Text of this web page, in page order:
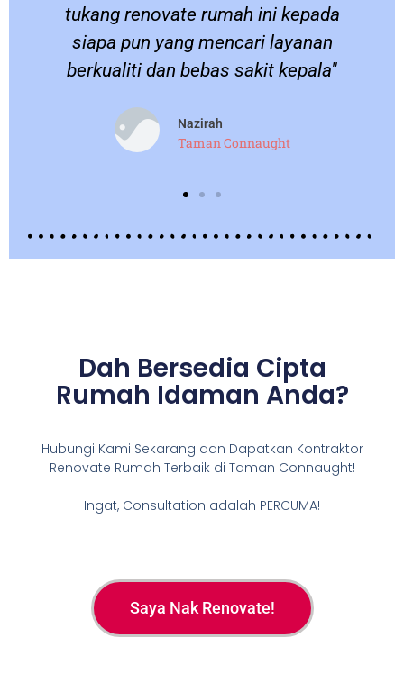
tukang renovate rumah ini kepada
siapa pun yang mencari layanan
berkualiti dan bebas sakit kepala"
Nazirah
Taman Connaught
Dah Bersedia Cipta
Rumah Idaman Anda?
Hubungi Kami Sekarang dan Dapatkan Kontraktor
Renovate Rumah Terbaik di Taman Connaught!
Ingat, Consultation adalah PERCUMA!
Saya Nak Renovate!